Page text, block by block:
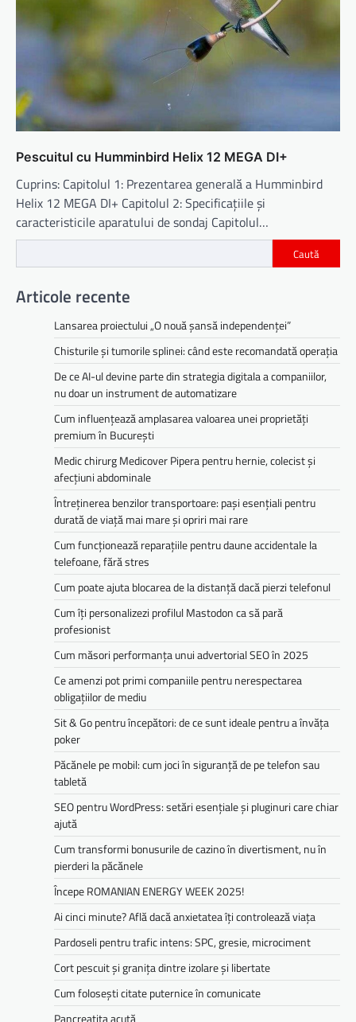
Pescuitul cu Humminbird Helix 12 MEGA DI+
Cuprins: Capitolul 1: Prezentarea generală a Humminbird
Helix 12 MEGA DI+ Capitolul 2: Specificațiile și
caracteristicile aparatului de sondaj Capitolul…
Caută
Articole recente
Lansarea proiectului „O nouă șansă independenței”
Chisturile și tumorile splinei: când este recomandată operația
De ce AI-ul devine parte din strategia digitala a companiilor,
nu doar un instrument de automatizare
Cum influențează amplasarea valoarea unei proprietăți
premium în București
Medic chirurg Medicover Pipera pentru hernie, colecist și
afecțiuni abdominale
Întreținerea benzilor transportoare: pași esențiali pentru
durată de viață mai mare și opriri mai rare
Cum funcționează reparațiile pentru daune accidentale la
telefoane, fără stres
Cum poate ajuta blocarea de la distanță dacă pierzi telefonul
Cum îți personalizezi profilul Mastodon ca să pară
profesionist
Cum măsori performanța unui advertorial SEO în 2025
Ce amenzi pot primi companiile pentru nerespectarea
obligațiilor de mediu­­
Sit & Go pentru începători: de ce sunt ideale pentru a învăța
poker
Păcănele pe mobil: cum joci în siguranță de pe telefon sau
tabletă
SEO pentru WordPress: setări esențiale și pluginuri care chiar
ajută
Cum transformi bonusurile de cazino în divertisment, nu în
pierderi la păcănele
Începe ROMANIAN ENERGY WEEK 2025!
Ai cinci minute? Află dacă anxietatea îți controlează viața
Pardoseli pentru trafic intens: SPC, gresie, microciment
Cort pescuit și granița dintre izolare și libertate
Cum folosești citate puternice în comunicate
Pancreatita acută